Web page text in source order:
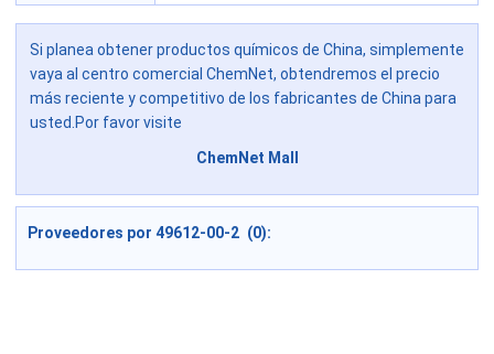
Si planea obtener productos químicos de China, simplemente
vaya al centro comercial ChemNet, obtendremos el precio
más reciente y competitivo de los fabricantes de China para
usted.Por favor visite
ChemNet Mall
Proveedores por 49612-00-2 (0):